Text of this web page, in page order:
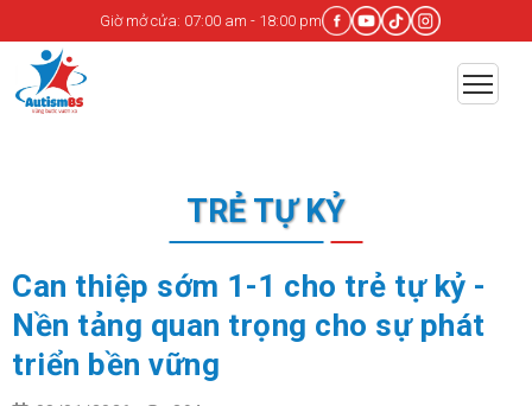
Giờ mở cửa: 07:00 am - 18:00 pm
TRẺ TỰ KỶ
Can thiệp sớm 1-1 cho trẻ tự kỷ -
Nền tảng quan trọng cho sự phát
triển bền vững